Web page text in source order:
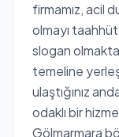
firmamız, acil
olmayı
slogan
temeline
ulaştığınız
odaklı bir
Gölmarmara